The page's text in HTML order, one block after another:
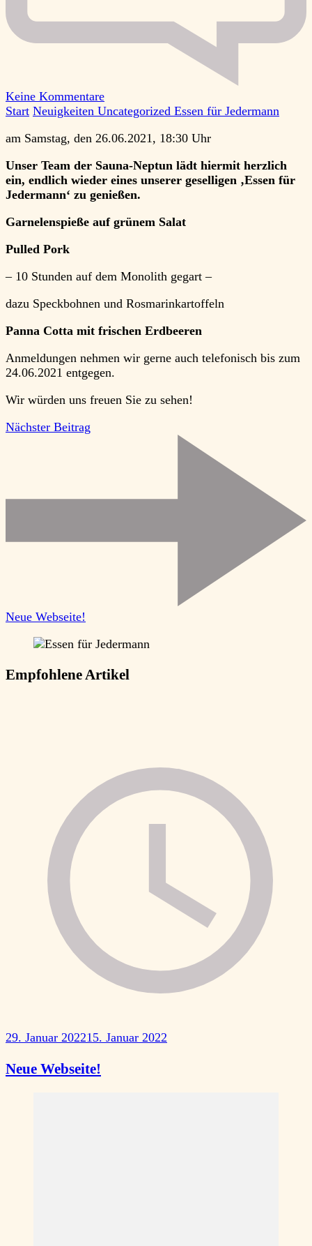
Keine Kommentarezu
Essen
Jedermann
Start Neuigkeiten Uncategorized Essen für Jedermann
am Samstag, den 26.06.2021, 18:30 Uhr
Unser Team der Sauna-Neptun lädt hiermit herzlich
ein, endlich wieder eines unserer geselligen ‚Essen für
Jedermann‘ zu genießen.
Garnelenspieße auf grünem Salat
Pulled Pork
– 10 Stunden auf dem Monolith gegart –
dazu Speckbohnen und Rosmarinkartoffeln
Panna Cotta mit frischen Erdbeeren
Anmeldungen nehmen wir gerne auch telefonisch bis zum
24.06.2021 entgegen.
Wir würden uns freuen Sie zu sehen!
Beitragsnavigation
Nächster Beitrag
Neue Webseite!
Empfohlene Artikel
29. Januar 202215. Januar 2022
Neue Webseite!